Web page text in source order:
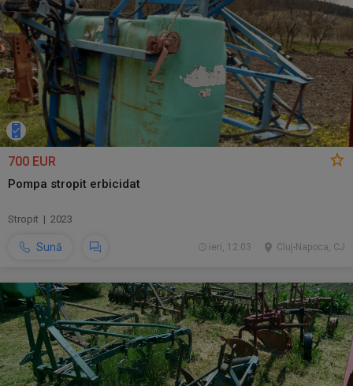
700 EUR
Pompa stropit erbicidat
Stropit | 2023
Sună Cluj-Napoca, CJ
ieri, 12:03